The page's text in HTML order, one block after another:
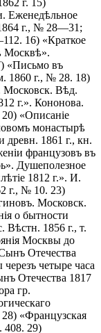
г. 15)
Еженедѣльное
г., № 28—31;
16) «Краткое
Москвѣ».
«Письмо въ
1860 г., № 28. 18)
Московск. Вѣд.
г.». Кононова.
«Описаніе
монастырѣ
древн. 1861 г., кн.
французовъ въ
Душеполезное
1812 г.». И.
г., № 10. 23)
Московск.
о бытности
Вѣстн. 1856 г., т.
Москвы до
Отечества
четыре часа
Отечества 1817
гр.
«Французская
408. 29)